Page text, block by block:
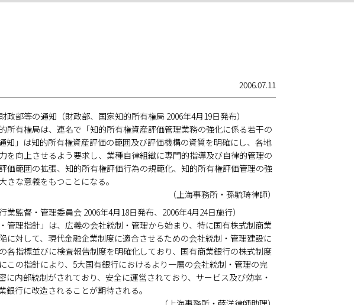
2006.07.11
部等の通知（財政部、国家知的所有権局 2006年4月19日発布）
有権局は、連名で「知的所有権資産評価管理業務の強化に係る若干の
」は知的所有権資産評価の範囲及び評価機構の資質を明確にし、各地
向上させるよう要求し、業種自律組織に専門的指導及び自律的管理の
範囲の拡張、知的所有権評価行為の規範化、知的所有権評価管理の強
な意義をもつことになる。
（上海事務所・孫毓琦律師）
監督・管理委員会 2006年4月18日発布、2006年4月24日施行）
理指針」は、広義の会社統制・管理から始まり、特に国有株式制商業
対して、現代金融企業制度に適合させるための会社統制・管理建設に
指標並びに検査報告制度を明確化しており、国有商業銀行の株式制度
の指針により、5大国有銀行におけるより一層の会社統制・管理の完
内部統制がされており、安全に運営されており、サービス及び効率・
行に改造されることが期待される。